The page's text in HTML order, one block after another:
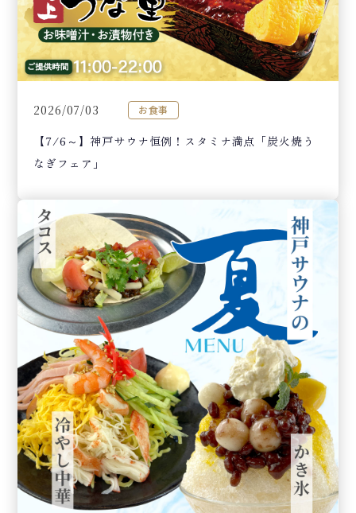
2026/07/03 お食事
【7/6～】神戸サウナ恒例！スタミナ満点「炭火焼う
なぎフェア」